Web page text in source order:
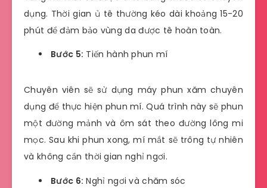
dụng. Thời gian ủ tê thường kéo dài khoảng 15-20
phút để đảm bảo vùng da được tê hoàn toàn.
Bước 5: Tiến hành phun mí
Chuyên viên sẽ sử dụng máy phun xăm chuyên
dụng để thực hiện phun mí. Quá trình này sẽ phun
một đường mảnh và ôm sát theo đường lông mi
mọc. Sau khi phun xong, mí mắt sẽ trông tự nhiên
và không cần thời gian nghỉ ngơi.
Bước 6: Nghỉ ngơi và chăm sóc